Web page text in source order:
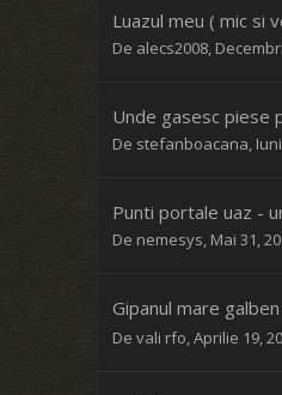
Luazul meu ( mic si
De alecs2008,
Unde gasesc piese
De stefanboacana,
Punti portale uaz -
De nemesys, Mai 31,
Gipanul mare
Devali rfo,Aprilie 19,